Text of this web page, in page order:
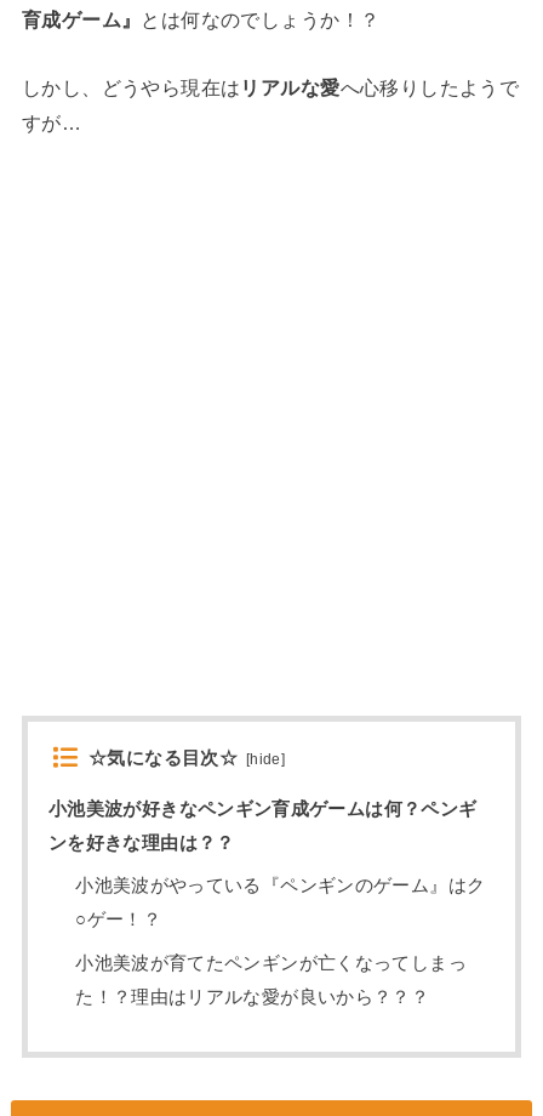
育成ゲーム』 とは何なのでしょうか！？
しかし、どうやら現在は リアルな愛へ心移りしたようで
すが…
☆気になる目次☆ [hide]
小池美波が好きなペンギン育成ゲームは何？ペンギ
ンを好きな理由は？？
小池美波がやっている『ペンギンのゲーム』はク
○ゲー！？
小池美波が育てたペンギンが亡くなってしまっ
た！？理由はリアルな愛が良いから？？？